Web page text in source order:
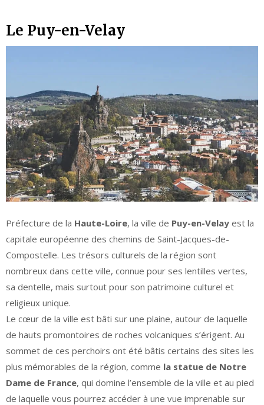
Le Puy-en-Velay
Préfecture de la Haute-Loire, la ville de Puy-en-Velay est la
capitale européenne des chemins de Saint-Jacques-de-
Compostelle. Les trésors culturels de la région sont
nombreux dans cette ville, connue pour ses lentilles vertes,
sa dentelle, mais surtout pour son patrimoine culturel et
religieux unique.
Le cœur de la ville est bâti sur une plaine, autour de laquelle
de hauts promontoires de roches volcaniques s’érigent. Au
sommet de ces perchoirs ont été bâtis certains des sites les
plus mémorables de la région, comme la statue de Notre
Dame de France, qui domine l’ensemble de la ville et au pied
de laquelle vous pourrez accéder à une vue imprenable sur